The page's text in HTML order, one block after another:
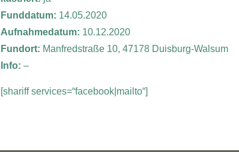
Funddatum: 14.05.2020
Aufnahmedatum: 10.12.2020
Fundort: Manfredstraße 10, 47178 Duisburg-Walsum
Info: –
[shariff services=“facebook|mailto“]